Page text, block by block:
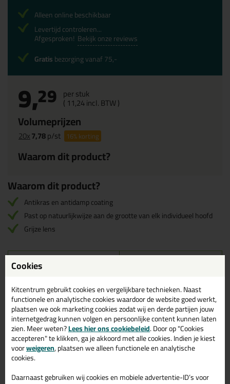
9,29 per stuk
( 11,24incl. BTW )
Volumeprijzen
20x7,78p/st 16%korting
Waarom dit product?
Alleen online beschikbaar
Levertijd controleren...
Afgesproken! Bekijk onze reviews
Gratisbezorging vanaf 75,-
Waarom dit product?
Antikras en antidamp coating
Past op natuurlijkwijze aan de grootte van elk individueel hoofd
Grijze lens
Omschrijving
3M SecureFit SF400
Veiligheidsbril - Donker
De 3M SecureFit SF400 Veiligheidsbril is voorzien van een
antikras (AS) en antidamp (AF) coating eigenschappen voor
maximale bescherming. De bril kan dankzij een
wetenschappelijke ontdekking op natuurlijke wijze zichzelf
aanpassen aan de grootte van elk individueel hoofd. Hierdoor is de
bril voor ieder individu comfortabel te dragen. Daarnaast zijn de
brilveren zijn gemaakt van een zacht en elastisch materiaal voor
Cookies
Kitcentrum gebruikt cookies en vergelijkbare technieken. Naast
functionele en analytische cookies waardoor de website goed werkt,
plaatsen we ook marketing cookies zodat wij en derde partijen jouw
internetgedrag kunnen volgen en persoonlijke content kunnen laten
zien. Meer weten?Lees hier ons cookiebeleid. Door op "Cookies
accepteren" te klikken, ga je akkoord met alle cookies. Indien je kiest
voorweigeren, plaatsen we alleen functionele en analytische
cookies.
Daarnaast gebruiken wij cookies en mobiele advertentie-ID’s voor